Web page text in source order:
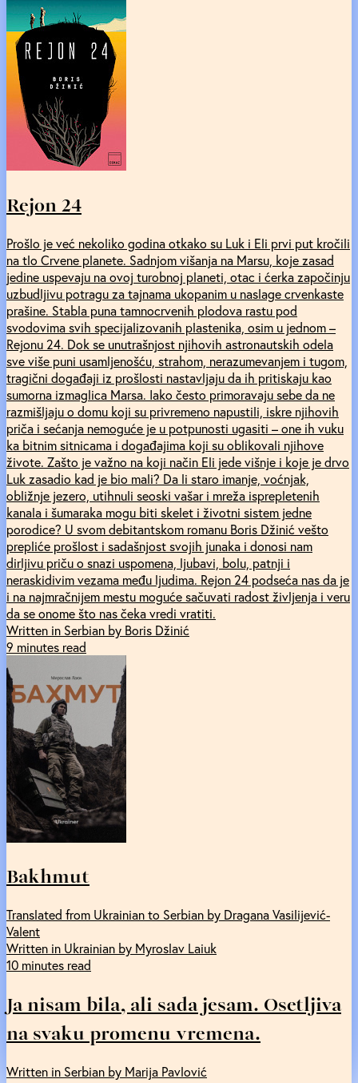
Rejon 24
Prošlo je već nekoliko godina otkako su Luk i Eli prvi put kročili
na tlo Crvene planete. Sadnjom višanja na Marsu, koje zasad
jedine uspevaju na ovoj turobnoj planeti, otac i ćerka započinju
uzbudljivu potragu za tajnama ukopanim u naslage crvenkaste
prašine. Stabla puna tamnocrvenih plodova rastu pod
svodovima svih specijalizovanih plastenika, osim u jednom –
Rejonu 24. Dok se unutrašnjost njihovih astronautskih odela
sve više puni usamljenošću, strahom, nerazumevanjem i tugom,
tragični događaji iz prošlosti nastavljaju da ih pritiskaju kao
sumorna izmaglica Marsa. Iako često primoravaju sebe da ne
razmišljaju o domu koji su privremeno napustili, iskre njihovih
priča i sećanja nemoguće je u potpunosti ugasiti – one ih vuku
ka bitnim sitnicama i događajima koji su oblikovali njihove
živote. Zašto je važno na koji način Eli jede višnje i koje je drvo
Luk zasadio kad je bio mali? Da li staro imanje, voćnjak,
obližnje jezero, utihnuli seoski vašar i mreža isprepletenih
kanala i šumaraka mogu biti skelet i životni sistem jedne
porodice? U svom debitantskom romanu Boris Džinić vešto
prepliće prošlost i sadašnjost svojih junaka i donosi nam
dirljivu priču o snazi uspomena, ljubavi, bolu, patnji i
neraskidivim vezama među ljudima. Rejon 24 podseća nas da je
i na najmračnijem mestu moguće sačuvati radost življenja i veru
da se onome što nas čeka vredi vratiti.
Written in Serbian by Boris Džinić
9 minutes read
Bakhmut
Translated from Ukrainian to Serbian by Dragana Vasilijević-
Valent
Written in Ukrainian by Myroslav Laiuk
10 minutes read
Ja nisam bila, ali sada jesam. Osetljiva
na svaku promenu vremena.
Written in Serbian by Marija Pavlović